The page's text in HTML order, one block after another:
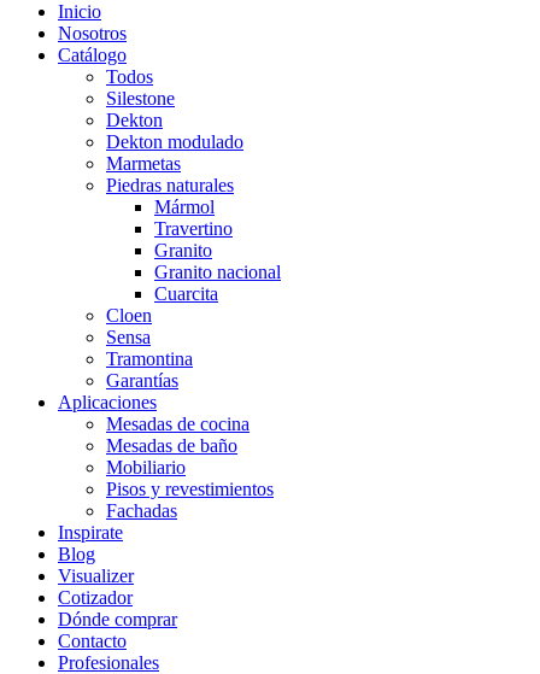
Inicio
Nosotros
Catálogo
Todos
Silestone
Dekton
Dekton modulado
Marmetas
Piedras naturales
Mármol
Travertino
Granito
Granito nacional
Cuarcita
Cloen
Sensa
Tramontina
Garantías
Aplicaciones
Mesadas de cocina
Mesadas de baño
Mobiliario
Pisos y revestimientos
Fachadas
Inspirate
Blog
Visualizer
Cotizador
Dónde comprar
Contacto
Profesionales